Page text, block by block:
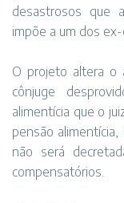
desastrosos que
impõe a um dos
O projeto altera o
cônjuge
alimentícia que o
pensão
não será
compensatórios.